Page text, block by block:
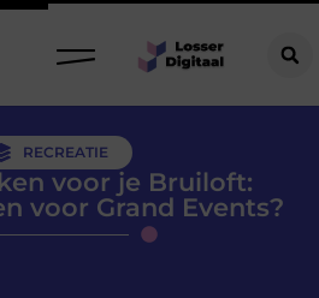
RECREATIE
voor je Bruiloft:
voor Grand Events?